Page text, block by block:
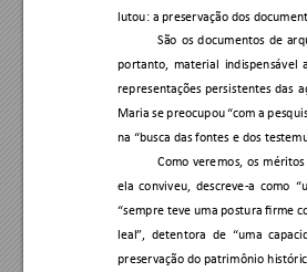
lutou: a preservação dos
São os documentos de arq
portanto, material indispensável
representações persistentes das
Maria se preocupou “com a
na “busca das fontes e dos
Como veremos, os méritos
ela conviveu, descreve-a como
“sempre teve uma postura firme
leal”,
detentora de “uma
preservação do patrimônio h